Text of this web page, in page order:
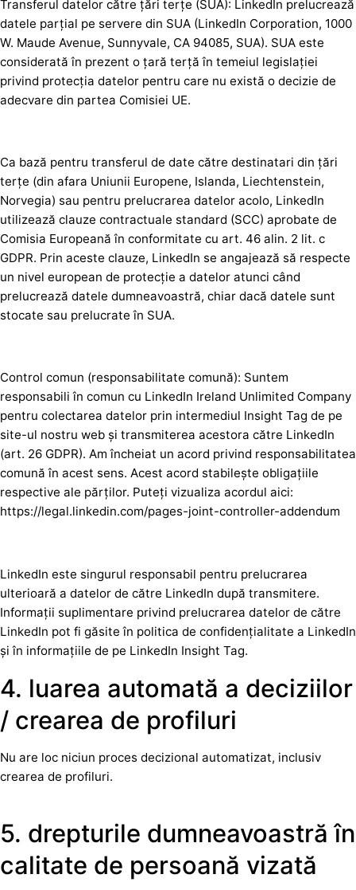
Transferul datelor către țări terțe (SUA): LinkedIn prelucrează
datele parțial pe servere din SUA (LinkedIn Corporation, 1000
W. Maude Avenue, Sunnyvale, CA 94085, SUA). SUA este
considerată în prezent o țară terță în temeiul legislației
privind protecția datelor pentru care nu există o decizie de
adecvare din partea Comisiei UE.
Ca bază pentru transferul de date către destinatari din țări
terțe (din afara Uniunii Europene, Islanda, Liechtenstein,
Norvegia) sau pentru prelucrarea datelor acolo, LinkedIn
utilizează clauze contractuale standard (SCC) aprobate de
Comisia Europeană în conformitate cu art. 46 alin. 2 lit. c
GDPR. Prin aceste clauze, LinkedIn se angajează să respecte
un nivel european de protecție a datelor atunci când
prelucrează datele dumneavoastră, chiar dacă datele sunt
stocate sau prelucrate în SUA.
Control comun (responsabilitate comună): Suntem
responsabili în comun cu LinkedIn Ireland Unlimited Company
pentru colectarea datelor prin intermediul Insight Tag de pe
site-ul nostru web și transmiterea acestora către LinkedIn
(art. 26 GDPR). Am încheiat un acord privind responsabilitatea
comună în acest sens. Acest acord stabilește obligațiile
respective ale părților. Puteți vizualiza acordul aici:
https://legal.linkedin.com/pages-joint-controller-addendum
LinkedIn este singurul responsabil pentru prelucrarea
ulterioară a datelor de către LinkedIn după transmitere.
Informații suplimentare privind prelucrarea datelor de către
LinkedIn pot fi găsite în politica de confidențialitate a LinkedIn
și în informațiile de pe LinkedIn Insight Tag.
4. luarea automată a deciziilor
/ crearea de profiluri
Nu are loc niciun proces decizional automatizat, inclusiv
crearea de profiluri.
5. drepturile dumneavoastră în
calitate de persoană vizată